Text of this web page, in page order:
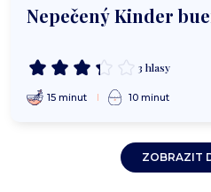
Nepečený Kinder
3 hlasy
15 minut 10 minut
ZOBRAZIT